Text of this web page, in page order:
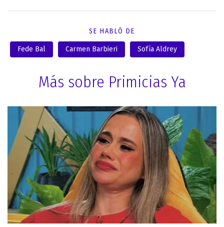
SE HABLÓ DE
Fede Bal Carmen Barbieri Sofía Aldrey
Más sobre Primicias Ya